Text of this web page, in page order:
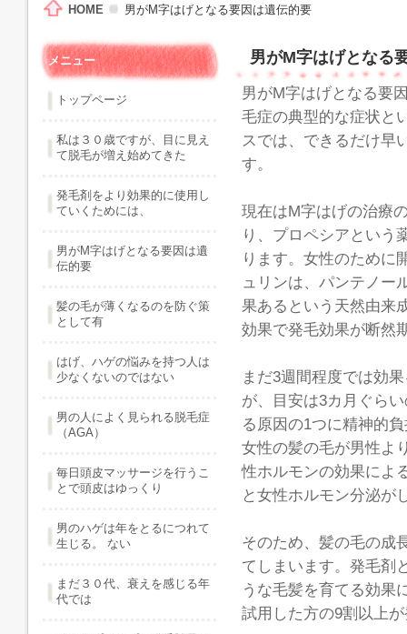
HOME 男がM字はげとなる要因は遺伝的要
メニュー
トップページ
私は３０歳ですが、目に見え
て脱毛が増え始めてきた
発毛剤をより効果的に使用し
ていくためには、
男がM字はげとなる要因は遺
伝的要
髪の毛が薄くなるのを防ぐ策
として有
はげ、ハゲの悩みを持つ人は
少なくないのではない
男の人によく見られる脱毛症
（AGA）
毎日頭皮マッサージを行うこ
とで頭皮はゆっくり
男のハゲは年をとるにつれて
生じる。 ない
まだ３０代、衰えを感じる年
代では
男がM字はげとなる
男がM字はげとなる要
毛症の典型的な症状と
スでは、できるだけ早
す。
現在はM字はげの治療
り、プロペシアという
ります。女性のために
ュリンは、パンテノー
果あるという天然由来
効果で発毛効果が断然
まだ3週間程度では効
が、目安は3カ月ぐら
る原因の1つに精神的
女性の髪の毛が男性よ
性ホルモンの効果によ
と女性ホルモン分泌が
そのため、髪の毛の成
てしまいます。発毛剤
うな毛髪を育てる効果
試用した方の9割以上